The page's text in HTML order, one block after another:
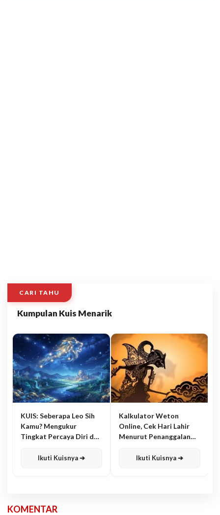
CARI TAHU
Kumpulan Kuis Menarik
KUIS: Seberapa Leo Sih
Kamu? Mengukur
Tingkat Percaya Diri dan
Ikuti Kuisnya ➔
Kalkulator Weton
Online, Cek Hari Lahir
Menurut Penanggalan
Ikuti Kuisnya ➔
KOMENTAR